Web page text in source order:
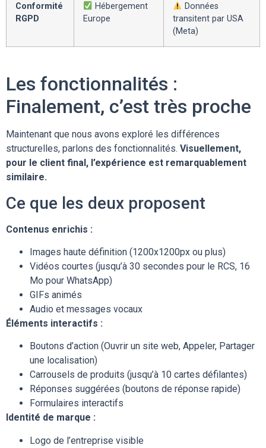
Conformité
RGPD
Hébergement
Europe
Données
transitent par USA
(Meta)
Les fonctionnalités :
Finalement, c’est très proche
Maintenant que nous avons exploré les différences
structurelles, parlons des fonctionnalités. Visuellement,
pour le client final, l’expérience est remarquablement
similaire.
Ce que les deux proposent
Contenus enrichis :
Images haute définition (1200x1200px ou plus)
Vidéos courtes (jusqu’à 30 secondes pour le RCS, 16
Mo pour WhatsApp)
GIFs animés
Audio et messages vocaux
Éléments interactifs :
Boutons d’action (Ouvrir un site web, Appeler, Partager
une localisation)
Carrousels de produits (jusqu’à 10 cartes défilantes)
Réponses suggérées (boutons de réponse rapide)
Formulaires interactifs
Identité de marque :
Logo de l’entreprise visible